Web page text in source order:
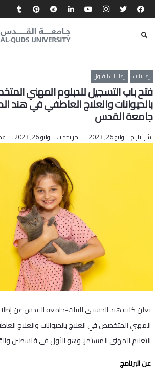
إعـلانات إعلانات القبول
فتح باب التسجيل للدبلوم المهني
بالحيوانات والعلاج العاطفي في هند
جامعة القدس
نشر بتاريخ يوليو 26, 2023 آخر تحديث يوليو 26, 2023
تعلن كلية هند الحسيني للبنات-جامعة القدس عن
المهني المتخصص في العلاج بالحيوانات والعلاج
التعليم المهني المستمر، وهو الأول في فلسطين
عن البرنامج